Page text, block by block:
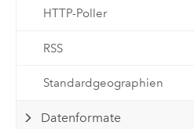
HTTP-Poller
RSS
Standardgeographien
Datenformate